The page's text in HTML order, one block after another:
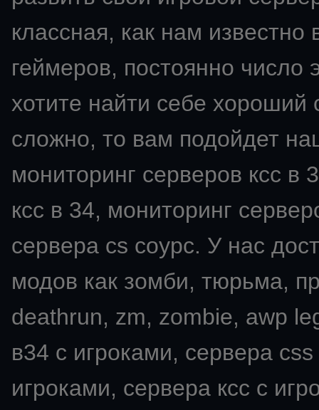
классная, как нам
геймеров, постоянно число
хотите найти себе хороший
сложно, то вам подойдет
мониторинг серверов ксс в
ксс в 34, мониторинг
сервера cs соурс. У нас
модов как зомби, тюрьма,
deathrun, zm, zombie, awp
в34 с игроками, сервера
игроками, сервера ксс с